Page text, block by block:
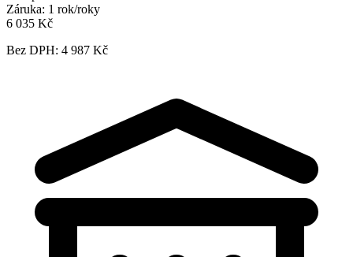
Záruka: 1 rok/roky
6 035 Kč
Bez DPH: 4 987 Kč